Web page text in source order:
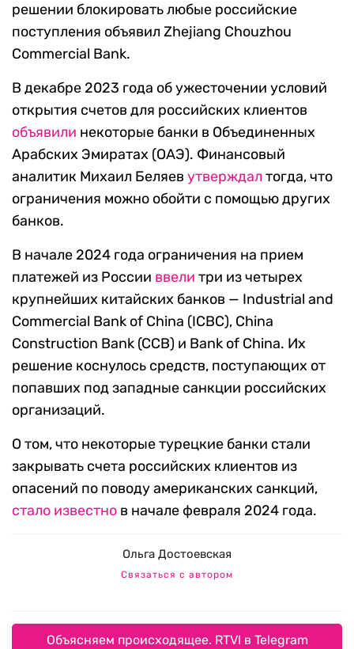
решении блокировать любые российские
поступления объявил Zhejiang Chouzhou
Commercial Bank.
В декабре 2023 года об ужесточении условий
открытия счетов для российских клиентов
объявили некоторые банки в Объединенных
Арабских Эмиратах (ОАЭ). Финансовый
аналитик Михаил Беляев утверждал тогда, что
ограничения можно обойти с помощью других
банков.
В начале 2024 года ограничения на прием
платежей из России ввели три из четырех
крупнейших китайских банков — Industrial and
Commerciаl Bank of Chinа (ICBC), Chinа
Construction Bаnk (CCB) и Bаnk of China. Их
решение коснулось средств, поступающих от
попавших под западные санкции российских
организаций.
О том, что некоторые турецкие банки стали
закрывать счета российских клиентов из
опасений по поводу американских санкций,
стало известно в начале февраля 2024 года.
Ольга Достоевская
Связаться с автором
Объясняем происходящее. RTVI в Telegram